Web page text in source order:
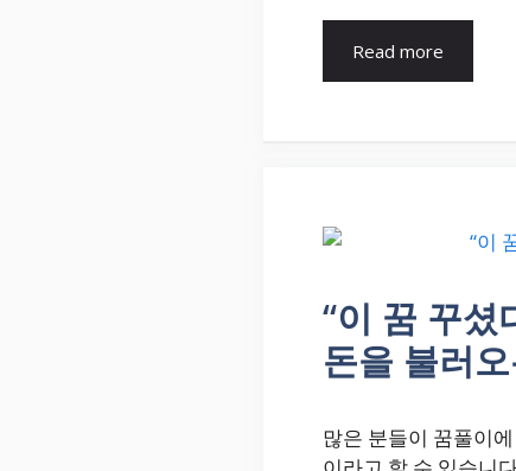
Read more
“이 꿈 꾸셨
돈을 불러
많은 분들이 꿈풀이